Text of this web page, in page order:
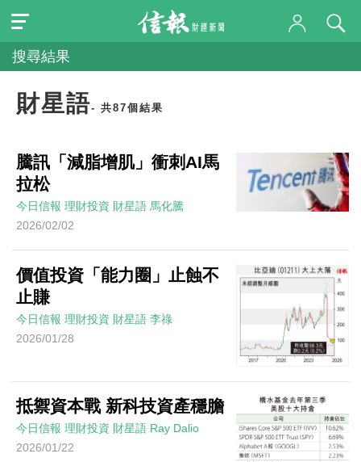
搜尋結果
財星語- 共87個結果
騰訊「減脂增肌」衝刺AI馬
拉松
今日信報 理財投資 財星語 馬化騰
2026/02/02
價值投資「能力圈」止蝕不
止賺
今日信報 理財投資 財星語 李祿
2026/01/28
抵禦資本戰 新科技資產穩膽
今日信報 理財投資 財星語 Ray Dalio
2026/01/22